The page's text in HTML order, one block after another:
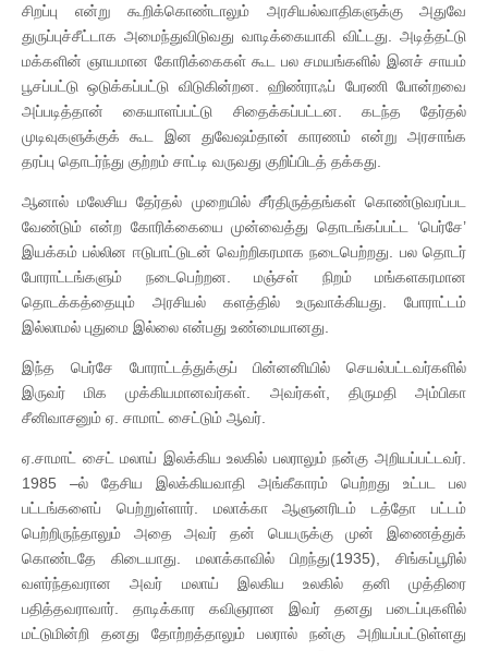
சிறப்பு என்று கூறிக்கொண்டாலும் அரசியல்வாதிகளுக்கு அதுவே
துருப்புச்சீட்டாக அமைந்துவிடுவது வாடிக்கையாகி விட்டது. அடித்தட்டு
மக்களின் ஞாயமான கோரிக்கைகள் கூட பல சமயங்களில் இனச் சாயம்
பூசப்பட்டு ஒடுக்கப்பட்டு விடுகின்றன. ஹிண்ராஃப் பேரணி போன்றவை
அப்படித்தான் கையாளப்பட்டு சிதைக்கப்பட்டன. கடந்த தேர்தல்
முடிவுகளுக்குக் கூட இன துவேஷம்தான் காரணம் என்று அரசாங்க
தரப்பு தொடர்ந்து குற்றம் சாட்டி வருவது குறிப்பிடத் தக்கது.
ஆனால் மலேசிய தேர்தல் முறையில் சீர்திருத்தங்கள் கொண்டுவரப்பட
வேண்டும் என்ற கோரிக்கையை முன்வைத்து தொடங்கப்பட்ட ‘பெர்சே’
இயக்கம் பல்லின ஈடுபாட்டுடன் வெற்றிகரமாக நடைபெற்றது. பல தொடர்
போராட்டங்களும் நடைபெற்றன. மஞ்சள் நிறம் மங்களகரமான
தொடக்கத்தையும் அரசியல் களத்தில் உருவாக்கியது. போராட்டம்
இல்லாமல் புதுமை இல்லை என்பது உண்மையானது.
இந்த பெர்சே போராட்டத்துக்குப் பின்னனியில் செயல்பட்டவர்களில்
இருவர் மிக முக்கியமானவர்கள். அவர்கள், திருமதி அம்பிகா
சீனிவாசனும் ஏ. சாமாட் சைட்டும் ஆவர்.
ஏ.சாமாட் சைட் மலாய் இலக்கிய உலகில் பலராலும் நன்கு அறியப்பட்டவர்.
1985 –ல் தேசிய இலக்கியவாதி அங்கீகாரம் பெற்றது உட்பட பல
பட்டங்களைப் பெற்றுள்ளார். மலாக்கா ஆளுனரிடம் டத்தோ பட்டம்
பெற்றிருந்தாலும் அதை அவர் தன் பெயருக்கு முன் இணைத்துக்
கொண்டதே கிடையாது. மலாக்காவில் பிறந்து(1935), சிங்கப்பூரில்
வளர்ந்தவரான அவர் மலாய் இலகிய உலகில் தனி முத்திரை
பதித்தவராவார். தாடிக்கார கவிஞரான இவர் தனது படைப்புகளில்
மட்டுமின்றி தனது தோற்றத்தாலும் பலரால் நன்கு அறியப்பட்டுள்ளது